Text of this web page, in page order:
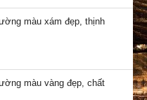
màu xám đẹp, thịnh
màu vàng đẹp, chất